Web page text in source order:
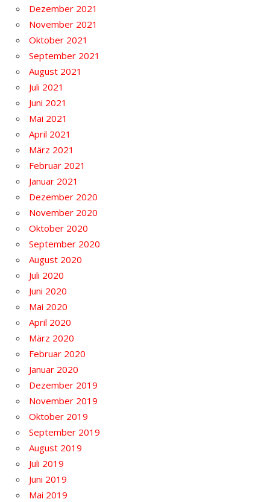
Dezember 2021
November 2021
Oktober 2021
September 2021
August 2021
Juli 2021
Juni 2021
Mai 2021
April 2021
März 2021
Februar 2021
Januar 2021
Dezember 2020
November 2020
Oktober 2020
September 2020
August 2020
Juli 2020
Juni 2020
Mai 2020
April 2020
März 2020
Februar 2020
Januar 2020
Dezember 2019
November 2019
Oktober 2019
September 2019
August 2019
Juli 2019
Juni 2019
Mai 2019